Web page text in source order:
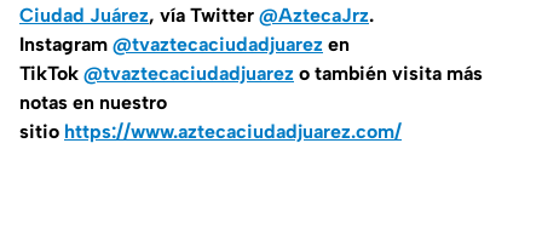
Ciudad Juárez, vía Twitter @AztecaJrz.
Instagram @tvaztecaciudadjuarez en
TikTok @tvaztecaciudadjuarez o también visita más
notas en nuestro
sitio https://www.aztecaciudadjuarez.com/